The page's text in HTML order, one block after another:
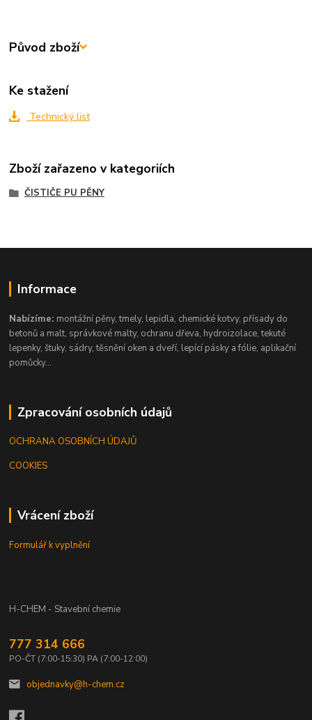
Původ zboží
Ke stažení
Technický list
Zboží zařazeno v kategoriích
ČISTIČE PU PĚNY
Informace
Nabízíme: montážní pěny, tmely, lepidla, chemické kotvy, přísady do
betonů a malt, správkové malty, ochranu dřeva, hydroizolace, tekuté
lepenky, štuky, sádry, těsnění oken a dveří, lepící pásky a fólie, aplikační
pomůcky...
Zpracování osobních údajů
OCHRANA OSOBNÍCH ÚDAJŮ
COOKIES
Vrácení zboží
Formulář k vyplnění
H-CHEM - Stavební chemie
777 314 666
PO-ČT (7:00-15:30) PA (7:00-12:00)
objednavky@h-chem.cz